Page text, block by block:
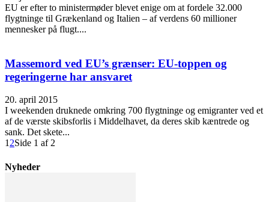
EU er efter to ministermøder blevet enige om at fordele 32.000
flygtninge til Grækenland og Italien – af verdens 60 millioner
mennesker på flugt....
Massemord ved EU’s grænser: EU-toppen og
regeringerne har ansvaret
20. april 2015
I weekenden druknede omkring 700 flygtninge og emigranter ved et
af de værste skibsforlis i Middelhavet, da deres skib kæntrede og
sank. Det skete...
1 2Side 1 af 2
Nyheder